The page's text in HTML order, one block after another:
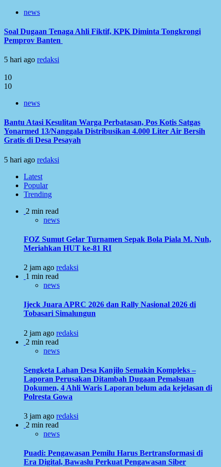
news
Soal Dugaan Tenaga Ahli Fiktif, KPK Diminta Tongkrongi
Pemprov Banten
5 hari ago redaksi
10
10
news
Bantu Atasi Kesulitan Warga Perbatasan, Pos Kotis Satgas
Yonarmed 13/Nanggala Distribusikan 4.000 Liter Air Bersih
Gratis di Desa Pesayah
5 hari ago redaksi
Latest
Popular
Trending
2 min read
news
FOZ Sumut Gelar Turnamen Sepak Bola Piala M. Nuh,
Meriahkan HUT ke-81 RI
2 jam ago redaksi
1 min read
news
Ijeck Juara APRC 2026 dan Rally Nasional 2026 di
Tobasari Simalungun
2 jam ago redaksi
2 min read
news
Sengketa Lahan Desa Kanjilo Semakin Kompleks –
Laporan Perusakan Ditambah Dugaan Pemalsuan
Dokumen, 4 Ahli Waris Laporan belum ada kejelasan di
Polresta Gowa
3 jam ago redaksi
2 min read
news
Puadi: Pengawasan Pemilu Harus Bertransformasi di
Era Digital, Bawaslu Perkuat Pengawasan Siber